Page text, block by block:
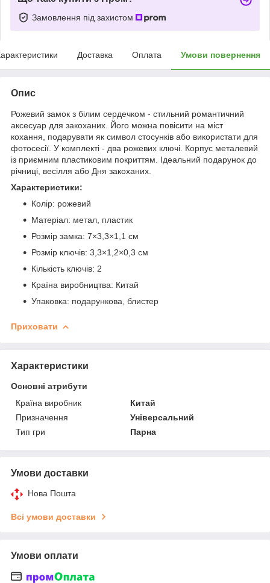
Замовлення під захистом
Доставка Оплата Умови повернення
Опис
Рожевий замок з білим сердечком - стильний романтичний
аксесуар для закоханих. Його можна повісити на міст
кохання, подарувати як символ стосунків або використати для
фотосесії. У комплекті - два рожевих ключі. Корпус металевий
із приємним пластиковим покриттям. Ідеальний подарунок до
річниці, весілля або Дня закоханих.
Характеристики:
Колір: рожевий
Матеріал: метал, пластик
Розмір замка: 7×3,3×1,1 см
Розмір ключів: 3,3×1,2×0,3 см
Кількість ключів: 2
Країна виробництва: Китай
Упаковка: подарункова, блистер
Приховати
Характеристики
Основні атрибути
Країна виробник
Китай
Призначення
Універсальний
Тип гри
Парна
Умови доставки
Нова Пошта
Всі умови доставки
Умови оплати